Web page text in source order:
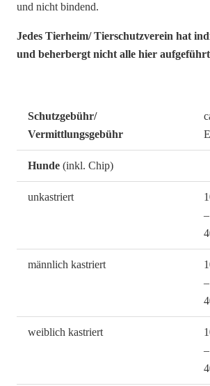
und nicht bindend.
Jedes Tierheim/ Tierschutzverein hat
und beherbergt nicht alle hier
Schutzgebühr/
Vermittlungsgebühr
Hunde (inkl. Chip)
unkastriert
–
männlich kastriert
–
weiblich kastriert
–